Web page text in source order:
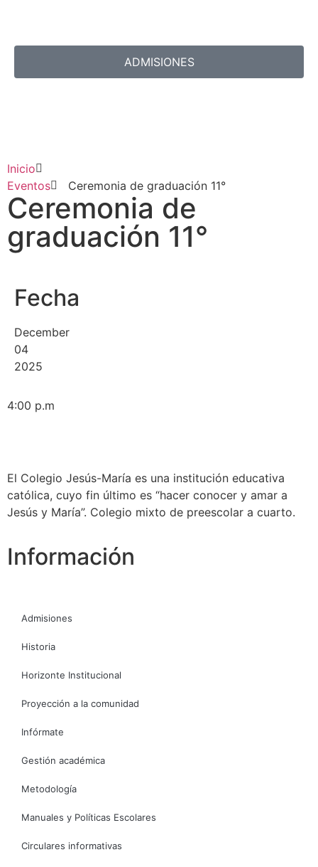
ADMISIONES
Inicio
Eventos
Ceremonia de graduación 11°
Ceremonia de
graduación 11°
Fecha
December
04
2025
4:00 p.m
El Colegio Jesús-María es una institución educativa
católica, cuyo fin último es “hacer conocer y amar a
Jesús y María”. Colegio mixto de preescolar a cuarto.
Información
Admisiones
Historia
Horizonte Institucional
Proyección a la comunidad
Infórmate
Gestión académica
Metodología
Manuales y Políticas Escolares
Circulares informativas